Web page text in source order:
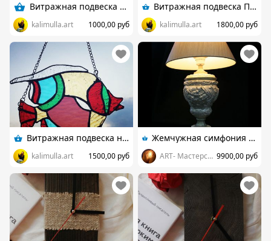
Витражная подвеска Рыбка
kalimulla.art 1000,00 руб
Витражная подвеска Птица (музыка ветра)
kalimulla.art 1800,00 руб
Витражная подвеска на окно Рыбка
kalimulla.art 1500,00 руб
Жемчужная симфония - настольная лампа с абажуром!
ART- Мастерская Алексея Шевченко 9900,00 руб